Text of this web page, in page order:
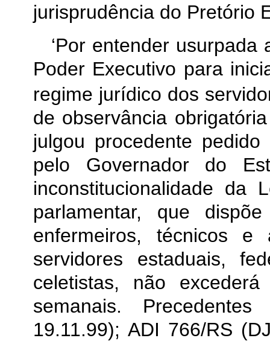
jurisprudência do Pretório
‘Por entender
Poder Executivo para
regime jurídico dos
de observância
julgou procedente
pelo Governador do
inconstitucionalidade da
parlamentar, que
enfermeiros, técnicos e
servidores estaduais,
celetistas, não
semanais.
19.11.99); ADI 766/RS